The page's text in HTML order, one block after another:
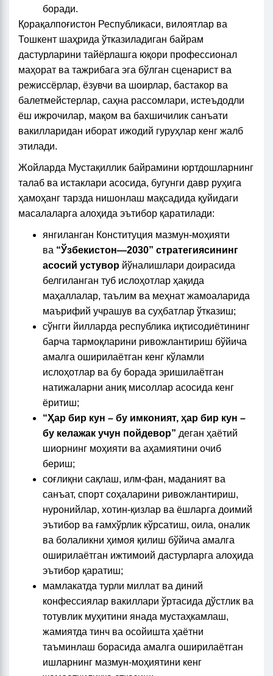
боради.
Қорақалпоғистон Республикаси, вилоятлар ва
Тошкент шаҳрида ўтказиладиган байрам
дастурларини тайёрлашга юқори профессионал
маҳорат ва тажрибага эга бўлган сценарист ва
режиссёрлар, ёзувчи ва шоирлар, бастакор ва
балетмейстерлар, саҳна рассомлари, истеъдодли
ёш ижрочилар, мақом ва бахшичилик санъати
вакилларидан иборат ижодий гуруҳлар кенг жалб
этилади.
Жойларда Мустақиллик байрамини юртдошларнинг
талаб ва истаклари асосида, бугунги давр руҳига
ҳамоҳанг тарзда нишонлаш мақсадида қуйидаги
масалаларга алоҳида эътибор қаратилади:
янгиланган Конституция мазмун-моҳияти
ва “Ўзбекистон—2030” стратегиясининг
асосий устувор йўналишлари доирасида
белгиланган туб ислоҳотлар ҳақида
маҳаллалар, таълим ва меҳнат жамоаларида
маърифий учрашув ва суҳбатлар ўтказиш;
сўнгги йилларда республика иқтисодиётининг
барча тармоқларини ривожлантириш бўйича
амалга оширилаётган кенг кўламли
ислоҳотлар ва бу борада эришилаётган
натижаларни аниқ мисоллар асосида кенг
ёритиш;
“Ҳар бир кун – бу имконият, ҳар бир кун –
бу келажак учун пойдевор” деган ҳаётий
шиорнинг моҳияти ва аҳамиятини очиб
бериш;
соғлиқни сақлаш, илм-фан, маданият ва
санъат, спорт соҳаларини ривожлантириш,
нуронийлар, хотин-қизлар ва ёшларга доимий
эътибор ва ғамхўрлик кўрсатиш, оила, оналик
ва болаликни ҳимоя қилиш бўйича амалга
оширилаётган ижтимоий дастурларга алоҳида
эътибор қаратиш;
мамлакатда турли миллат ва диний
конфессиялар вакиллари ўртасида дўстлик ва
тотувлик муҳитини янада мустаҳкамлаш,
жамиятда тинч ва осойишта ҳаётни
таъминлаш борасида амалга оширилаётган
ишларнинг мазмун-моҳиятини кенг